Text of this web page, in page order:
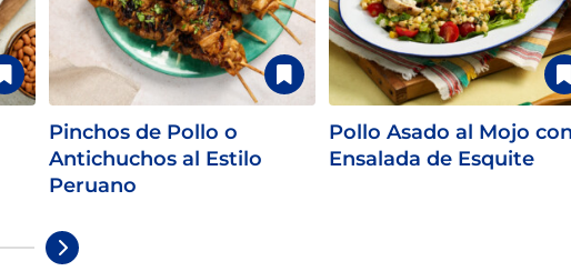
Pinchos de Pollo o
Antichuchos al Estilo
Peruano
Pollo Asado al Mojo con
Ensalada de Esquite